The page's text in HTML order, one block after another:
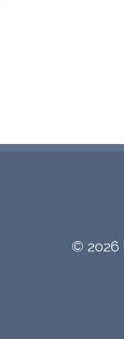
© 2026